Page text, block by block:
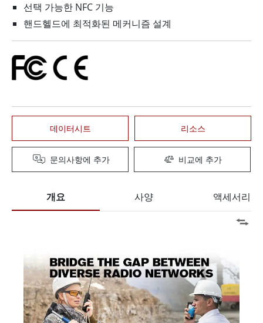
선택 가능한 NFC 기능
핸드헬드에 최적화된 메커니즘 설계
데이터시트 리소스
문의사항에 추가 비교에 추가
개요 사양 액세서리